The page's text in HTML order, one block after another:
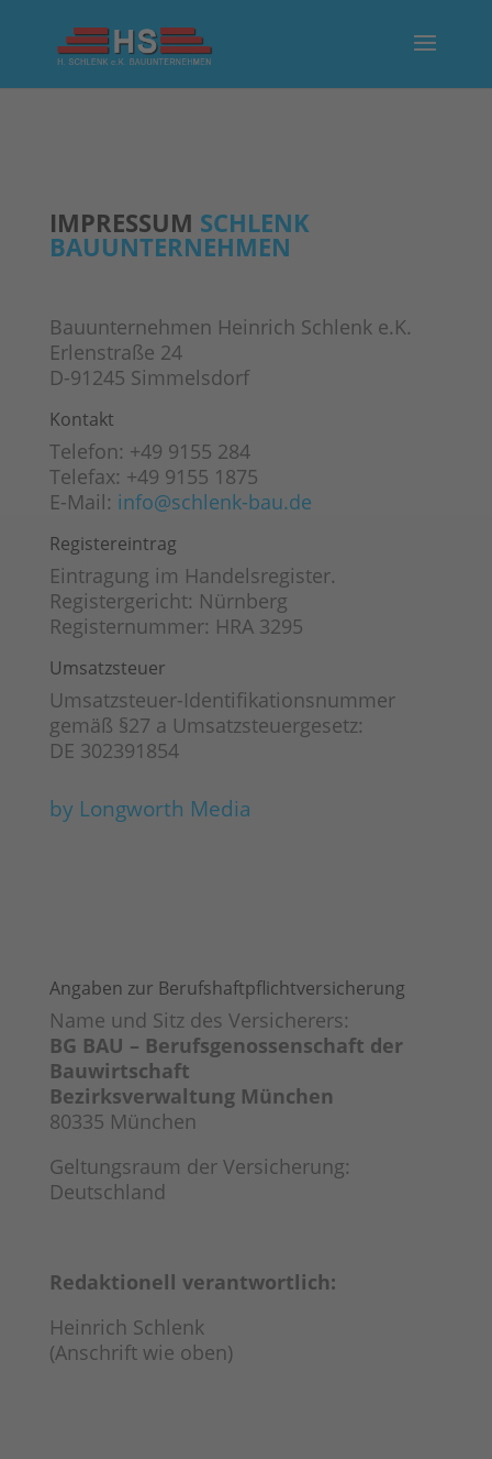
IMPRESSUM SCHLENK
BAUUNTERNEHMEN
Bauunternehmen Heinrich Schlenk e.K.
Erlenstraße 24
D-91245 Simmelsdorf
Kontakt
Telefon: +49 9155 284
Telefax: +49 9155 1875
E-Mail: info@schlenk-bau.de
Registereintrag
Eintragung im Handelsregister.
Registergericht: Nürnberg
Registernummer: HRA 3295
Umsatzsteuer
Umsatzsteuer-Identifikationsnummer
gemäß §27 a Umsatzsteuergesetz:
DE 302391854
by Longworth Media
Angaben zur Berufshaftpflichtversicherung
Name und Sitz des Versicherers:
BG BAU – Berufsgenossenschaft der
Bauwirtschaft
Bezirksverwaltung München
80335 München
Geltungsraum der Versicherung:
Deutschland
Redaktionell verantwortlich:
Heinrich Schlenk
(Anschrift wie oben)